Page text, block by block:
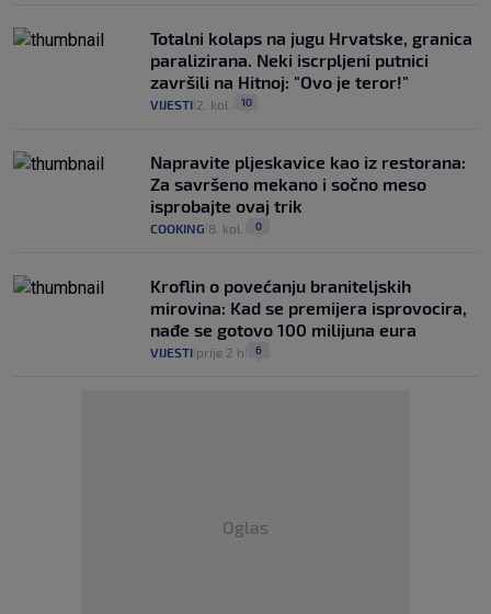
Totalni kolaps na jugu Hrvatske, granica
paralizirana. Neki iscrpljeni putnici
završili na Hitnoj: "Ovo je teror!"
VIJESTI 2. kol. 10
Napravite pljeskavice kao iz restorana:
Za savršeno mekano i sočno meso
isprobajte ovaj trik
COOKING 8. kol. 0
Kroflin o povećanju braniteljskih
mirovina: Kad se premijera isprovocira,
nađe se gotovo 100 milijuna eura
VIJESTI prije 2 h 6
Oglas